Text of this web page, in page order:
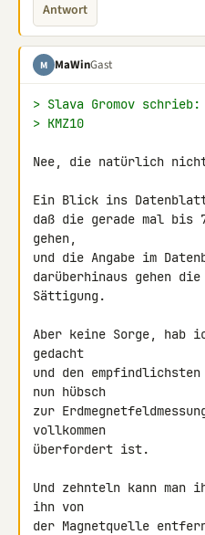
Antwort
M MaWinGast
> Slava Gromov schrieb:
> KMZ10
Nee, die natürlich
Ein Blick ins
daß die gerade mal bis
gehen,
und die Angabe im
darüberhinaus gehen
Sättigung.
Aber keine Sorge, hab
gedacht
und den
nun hübsch
zur
vollkommen
überfordert ist.
Und zehnteln kann
ihn von
der Magnetquelle